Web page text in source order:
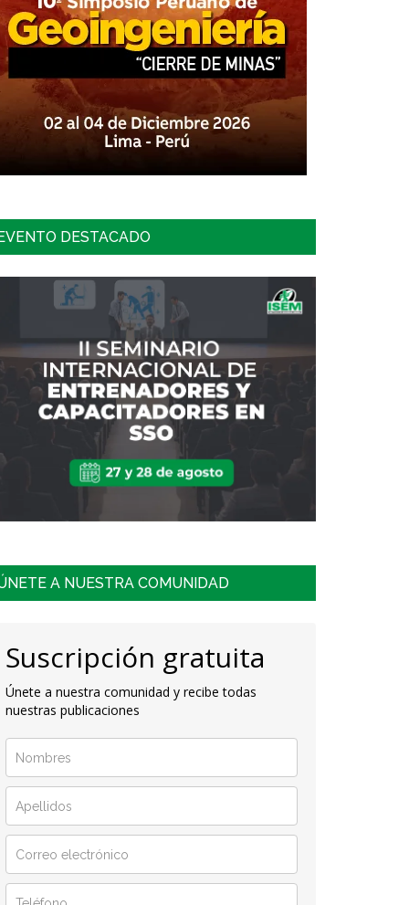
DESTACADO
A NUESTRA COMUNIDAD
Suscripción gratuita
Únete a nuestra comunidad y recibe todas
nuestras publicaciones